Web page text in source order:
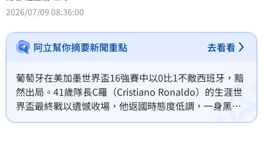
2026/07/09 08:36:00
阿立幫你摘要新聞重點 去看看
葡萄牙在美加墨世界盃16強賽中以0比1不敵西班牙，黯
然出局。41歲隊長C羅（Cristiano Ronaldo）的生涯世
界盃最終戰以遺憾收場，他返國時態度低調，一身黑裝
直奔私人飛機，避開球迷與媒體。相比之下，其他國腳